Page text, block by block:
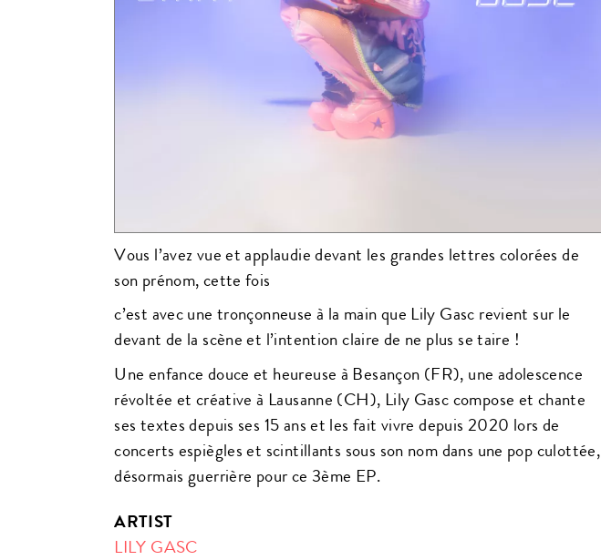
Vous l’avez vue et applaudie devant les grandes lettres colorées de
son prénom, cette fois
c’est avec une tronçonneuse à la main que Lily Gasc revient sur le
devant de la scène et l’intention claire de ne plus se taire !
Une enfance douce et heureuse à Besançon (FR), une adolescence
révoltée et créative à Lausanne (CH), Lily Gasc compose et chante
ses textes depuis ses 15 ans et les fait vivre depuis 2020 lors de
concerts espiègles et scintillants sous son nom dans une pop culottée,
désormais guerrière pour ce 3ème EP.
ARTIST
LILY GASC